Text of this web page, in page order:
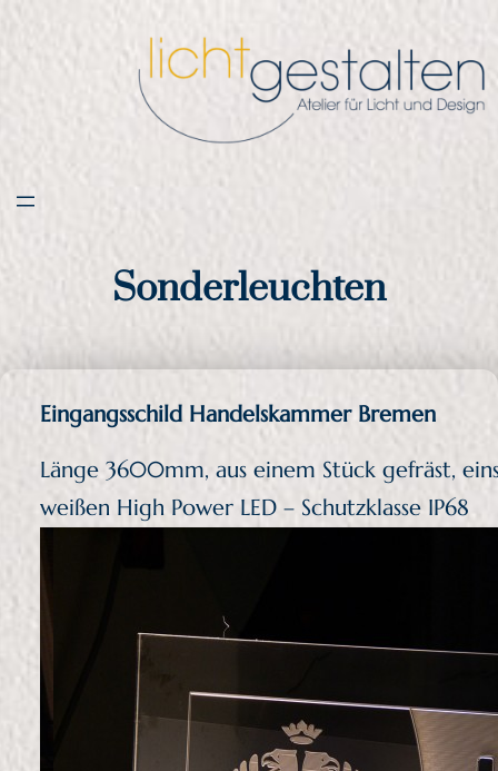
springen
Sonderleuchten
Eingangsschild Handelskammer Bremen
Länge 3600mm, aus einem Stück gefräst,
weißen High Power LED – Schutzklasse IP68